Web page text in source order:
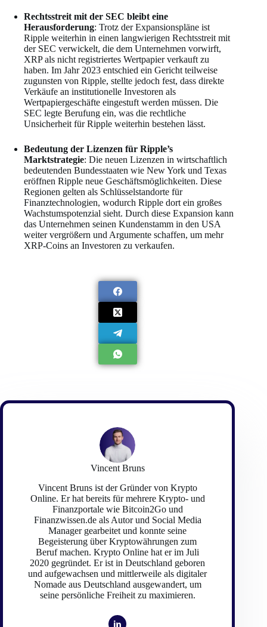
Rechtsstreit mit der SEC bleibt eine
Herausforderung: Trotz der Expansionspläne ist
Ripple weiterhin in einen langwierigen Rechtsstreit mit
der SEC verwickelt, die dem Unternehmen vorwirft,
XRP als nicht registriertes Wertpapier verkauft zu
haben. Im Jahr 2023 entschied ein Gericht teilweise
zugunsten von Ripple, stellte jedoch fest, dass direkte
Verkäufe an institutionelle Investoren als
Wertpapiergeschäfte eingestuft werden müssen. Die
SEC legte Berufung ein, was die rechtliche
Unsicherheit für Ripple weiterhin bestehen lässt.
Bedeutung der Lizenzen für Ripple’s
Marktstrategie: Die neuen Lizenzen in wirtschaftlich
bedeutenden Bundesstaaten wie New York und Texas
eröffnen Ripple neue Geschäftsmöglichkeiten. Diese
Regionen gelten als Schlüsselstandorte für
Finanztechnologien, wodurch Ripple dort ein großes
Wachstumspotenzial sieht. Durch diese Expansion kann
das Unternehmen seinen Kundenstamm in den USA
weiter vergrößern und Argumente schaffen, um mehr
XRP-Coins an Investoren zu verkaufen.
Vincent Bruns
Vincent Bruns ist der Gründer von Krypto
Online. Er hat bereits für mehrere Krypto- und
Finanzportale wie Bitcoin2Go und
Finanzwissen.de als Autor und Social Media
Manager gearbeitet und konnte seine
Begeisterung über Kryptowährungen zum
Beruf machen. Krypto Online hat er im Juli
2020 gegründet. Er ist in Deutschland geboren
und aufgewachsen und mittlerweile als digitaler
Nomade aus Deutschland ausgewandert, um
seine persönliche Freiheit zu maximieren.